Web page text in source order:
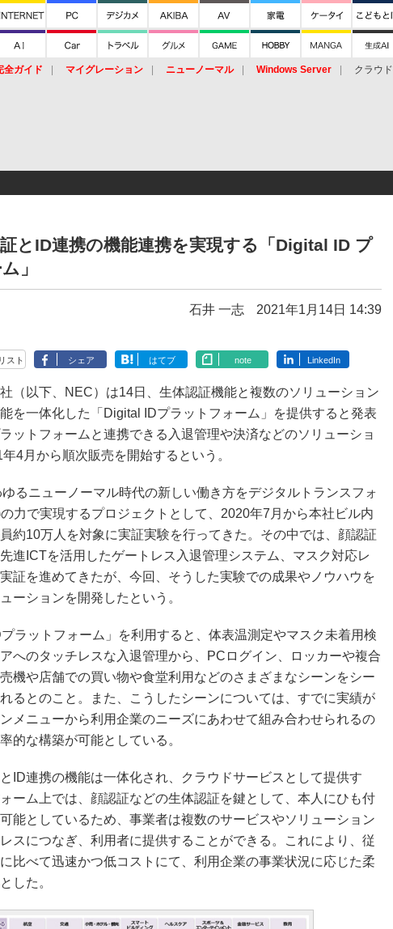
全ガイド マイグレーション ニューノーマル Windows Server クラウド
とID連携の機能連携を実現する「Digital ID プ
」
石井 一志 2021年1月14日 14:39
リスト シェア はてブ note LinkedIn
（以下、NEC）は14日、生体認証機能と複数のソリューション
を一体化した「Digital IDプラットフォーム」を提供すると発表
ットフォームと連携できる入退管理や決済などのソリューショ
4月から順次販売を開始するという。
るニューノーマル時代の新しい働き方をデジタルトランスフォ
力で実現するプロジェクトとして、2020年7月から本社ビル内
約10万人を対象に実証実験を行ってきた。その中では、顔認証
進ICTを活用したゲートレス入退管理システム、マスク対応レ
証を進めてきたが、今回、そうした実験での成果やノウハウを
ーションを開発したという。
ラットフォーム」を利用すると、体表温測定やマスク未着用検
へのタッチレスな入退管理から、PCログイン、ロッカーや複合
機や店舗での買い物や食堂利用などのさまざまなシーンをシー
るとのこと。また、こうしたシーンについては、すでに実績が
メニューから利用企業のニーズにあわせて組み合わせられるの
的な構築が可能としている。
ID連携の機能は一体化され、クラウドサービスとして提供す
ーム上では、顔認証などの生体認証を鍵として、本人にひも付
能としているため、事業者は複数のサービスやソリューション
スにつなぎ、利用者に提供することができる。これにより、従
比べて迅速かつ低コストにて、利用企業の事業状況に応じた柔
した。